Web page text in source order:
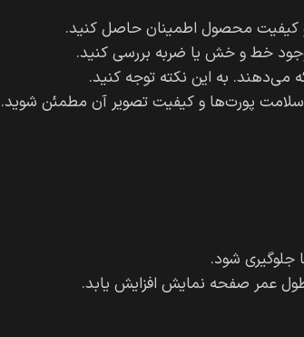
و کیفیت محصول اطمینان حاصل کنید.
وجود خط و خش یا ضربه بررسی کنید.
می‌دهند. به این نکته توجه کنید.
سلامت پورت‌ها و کیفیت تصویر آن مطمئن شوید.
جلوگیری شود.
طول عمر صفحه نمایش افزایش یابد.